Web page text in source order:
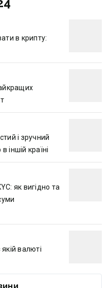
в крипту:
і зручний
іншій країні
як вигідно та
валюті